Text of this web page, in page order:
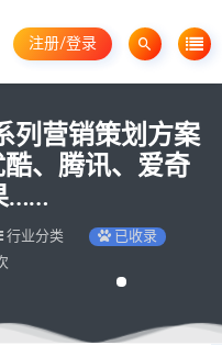
注册/登录
列营销策划方案
、腾讯、爱奇
……
行业分类
已收录